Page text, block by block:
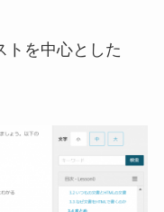
トを中心とした